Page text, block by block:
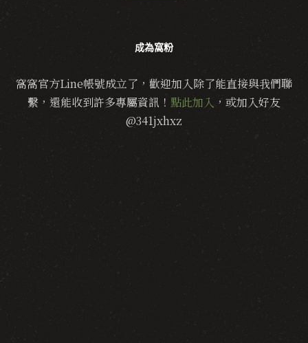
成為窩粉
窩窩官方Line帳號成立了，歡迎加入除了能直接與我們聯
繫，還能收到許多專屬資訊！ 點此加入 ，或加入好友
@341jxhxz